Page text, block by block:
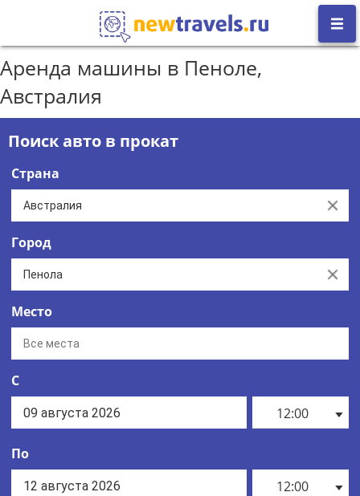
Аренда машины в Пеноле,
Австралия
Поиск авто в прокат
Страна
Clear
Город
Clear
Место
С
12:00
По
12:00